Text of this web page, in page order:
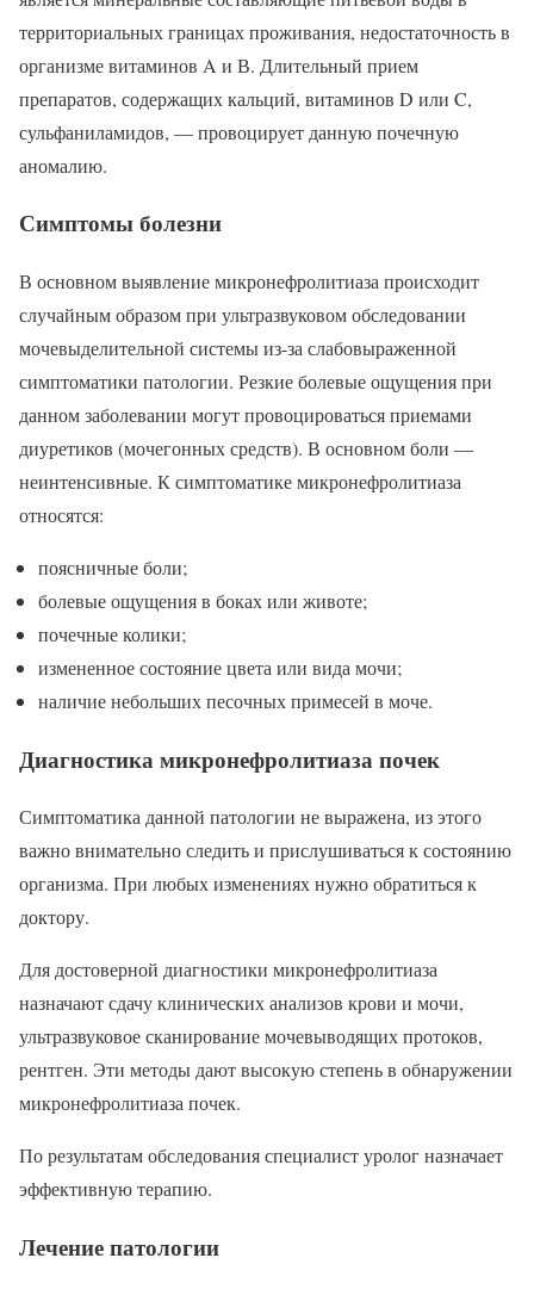
территориальных границах проживания, недостаточность в
организме витаминов A и В. Длительный прием
препаратов, содержащих кальций, витаминов D или C,
сульфаниламидов, — провоцирует данную почечную
аномалию.
Симптомы болезни
В основном выявление микронефролитиаза происходит
случайным образом при ультразвуковом обследовании
мочевыделительной системы из-за слабовыраженной
симптоматики патологии. Резкие болевые ощущения при
данном заболевании могут провоцироваться приемами
диуретиков (мочегонных средств). В основном боли —
неинтенсивные. К симптоматике микронефролитиаза
относятся:
поясничные боли;
болевые ощущения в боках или животе;
почечные колики;
измененное состояние цвета или вида мочи;
наличие небольших песочных примесей в моче.
Диагностика микронефролитиаза почек
Симптоматика данной патологии не выражена, из этого
важно внимательно следить и прислушиваться к состоянию
организма. При любых изменениях нужно обратиться к
доктору.
Для достоверной диагностики микронефролитиаза
назначают сдачу клинических анализов крови и мочи,
ультразвуковое сканирование мочевыводящих протоков,
рентген. Эти методы дают высокую степень в обнаружении
микронефролитиаза почек.
По результатам обследования специалист уролог назначает
эффективную терапию.
Лечение патологии